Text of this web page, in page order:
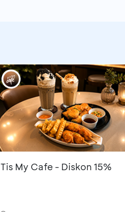
Tis My Cafe - Diskon 15%